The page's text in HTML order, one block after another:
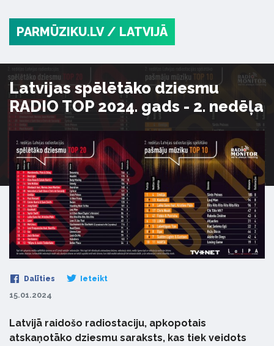
PARMŪZIKU.LV / LATVIJĀ
Latvijas spēlētāko dziesmu
RADIO TOP 2024. gads - 2. nedēļa
Dalīties Ieteikt
15.01.2024
Latvijā raidošo radiostaciju, apkopotais
atskaņotāko dziesmu saraksts, kas tiek veidots